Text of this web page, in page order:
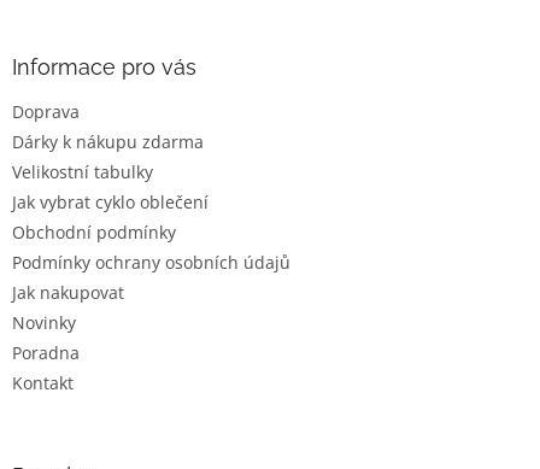
Informace pro vás
Doprava
Dárky k nákupu zdarma
Velikostní tabulky
Jak vybrat cyklo oblečení
Obchodní podmínky
Podmínky ochrany osobních údajů
Jak nakupovat
Novinky
Poradna
Kontakt